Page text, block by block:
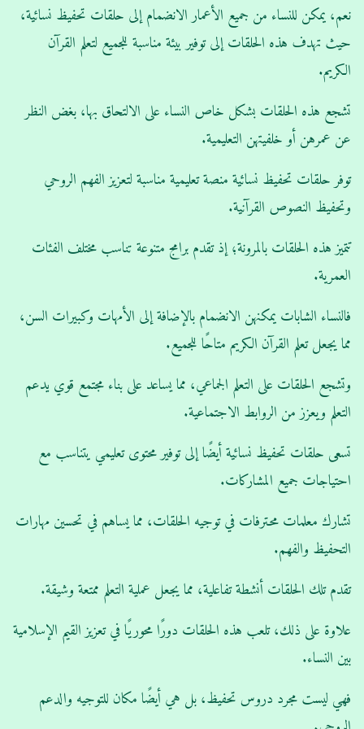
نعم، يمكن للنساء من جميع الأعمار الانضمام إلى حلقات تحفيظ نسائية،
حيث تهدف هذه الحلقات إلى توفير بيئة مناسبة للجميع لتعلم القرآن
الكريم.
تشجع هذه الحلقات بشكل خاص النساء على الالتحاق بها، بغض النظر
عن عمرهن أو خلفيتهن التعليمية.
توفر حلقات تحفيظ نسائية منصة تعليمية مناسبة لتعزيز الفهم الروحي
وتحفيظ النصوص القرآنية.
تتميز هذه الحلقات بالمرونة؛ إذ تقدم برامج متنوعة تناسب مختلف الفئات
العمرية.
فالنساء الشابات يمكنهن الانضمام بالإضافة إلى الأمهات وكبيرات السن،
مما يجعل تعلم القرآن الكريم متاحًا للجميع.
وتشجع الحلقات على التعلم الجماعي، مما يساعد على بناء مجتمع قوي يدعم
التعلم ويعزز من الروابط الاجتماعية.
تسعى حلقات تحفيظ نسائية أيضًا إلى توفير محتوى تعليمي يتناسب مع
احتياجات جميع المشاركات.
تشارك معلمات محترفات في توجيه الحلقات، مما يساهم في تحسين مهارات
التحفيظ والفهم.
تقدم تلك الحلقات أنشطة تفاعلية، مما يجعل عملية التعلم ممتعة وشيقة.
علاوة على ذلك، تلعب هذه الحلقات دورًا محوريًا في تعزيز القيم الإسلامية
بين النساء.
فهي ليست مجرد دروس تحفيظ، بل هي أيضًا مكان للتوجيه والدعم